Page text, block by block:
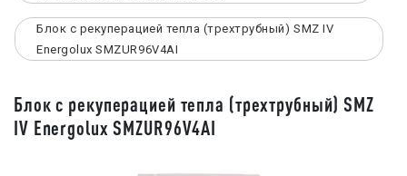
Блок с рекуперацией тепла (трехтрубный) SMZ IV
Energolux SMZUR96V4AI
Блок с рекуперацией тепла (трехтрубный) SMZ
IV Energolux SMZUR96V4AI